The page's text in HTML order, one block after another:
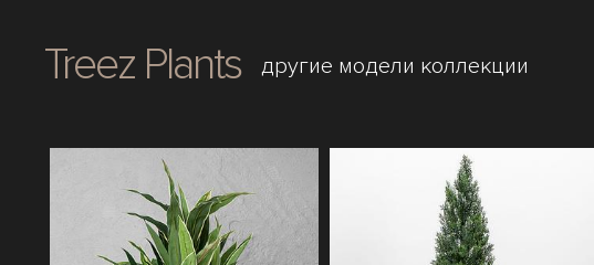
Treez Plants другие модели коллекции